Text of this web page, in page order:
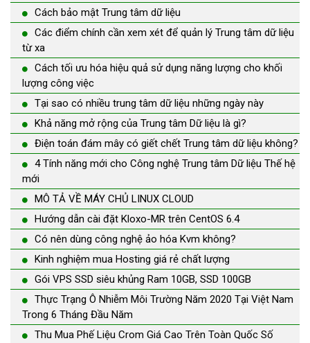
Cách bảo mật Trung tâm dữ liệu
Các điểm chính cần xem xét để quản lý Trung tâm dữ liệu
từ xa
Cách tối ưu hóa hiệu quả sử dụng năng lượng cho khối
lượng công việc
Tại sao có nhiều trung tâm dữ liệu những ngày này
Khả năng mở rộng của Trung tâm Dữ liệu là gì?
Điện toán đám mây có giết chết Trung tâm dữ liệu không?
4 Tính năng mới cho Công nghệ Trung tâm Dữ liệu Thế hệ
mới
MÔ TẢ VỀ MÁY CHỦ LINUX CLOUD
Hướng dẫn cài đặt Kloxo-MR trên CentOS 6.4
Có nên dùng công nghệ ảo hóa Kvm không?
Kinh nghiệm mua Hosting giá rẻ chất lượng
Gói VPS SSD siêu khủng Ram 10GB, SSD 100GB
Thực Trạng Ô Nhiễm Môi Trường Năm 2020 Tại Việt Nam
Trong 6 Tháng Đầu Năm
Thu Mua Phế Liệu Crom Giá Cao Trên Toàn Quốc Số